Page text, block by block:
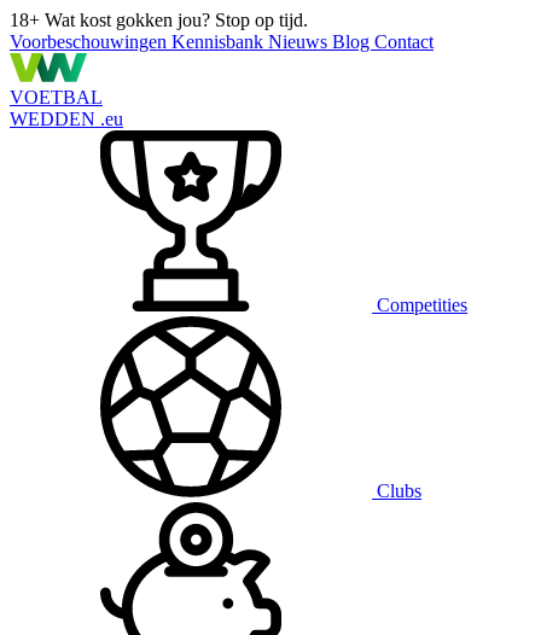
18+ Wat kost gokken jou? Stop op tijd.
Voorbeschouwingen Kennisbank Nieuws Blog Contact
VOETBAL
WEDDEN .eu
Competities
Clubs